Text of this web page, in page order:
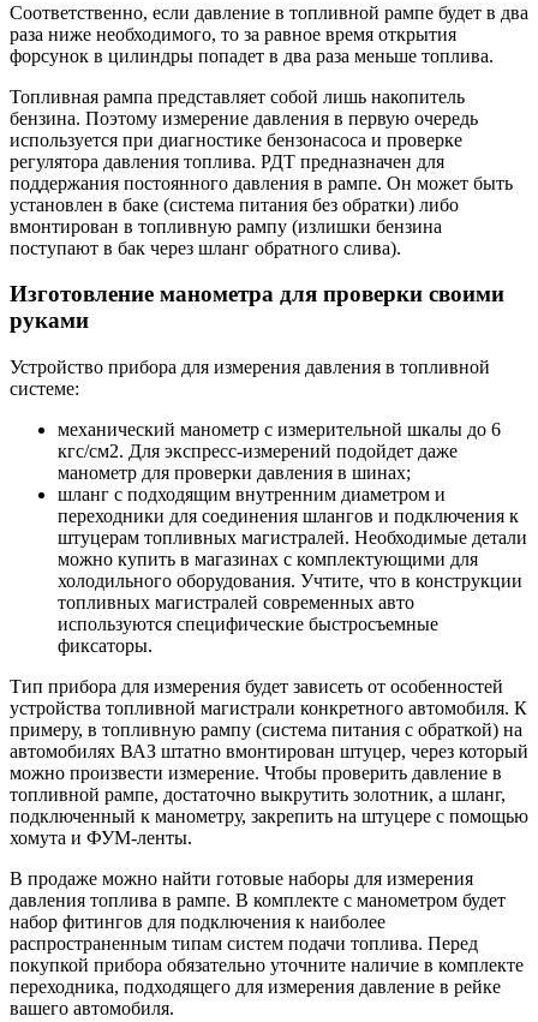
Соответственно, если давление в топливной рампе будет в два
раза ниже необходимого, то за равное время открытия
форсунок в цилиндры попадет в два раза меньше топлива.
Топливная рампа представляет собой лишь накопитель
бензина. Поэтому измерение давления в первую очередь
используется при диагностике бензонасоса и проверке
регулятора давления топлива. РДТ предназначен для
поддержания постоянного давления в рампе. Он может быть
установлен в баке (система питания без обратки) либо
вмонтирован в топливную рампу (излишки бензина
поступают в бак через шланг обратного слива).
Изготовление манометра для проверки своими
руками
Устройство прибора для измерения давления в топливной
системе:
механический манометр с измерительной шкалы до 6
кгс/см2. Для экспресс-измерений подойдет даже
манометр для проверки давления в шинах;
шланг с подходящим внутренним диаметром и
переходники для соединения шлангов и подключения к
штуцерам топливных магистралей. Необходимые детали
можно купить в магазинах с комплектующими для
холодильного оборудования. Учтите, что в конструкции
топливных магистралей современных авто
используются специфические быстросъемные
фиксаторы.
Тип прибора для измерения будет зависеть от особенностей
устройства топливной магистрали конкретного автомобиля. К
примеру, в топливную рампу (система питания с обраткой) на
автомобилях ВАЗ штатно вмонтирован штуцер, через который
можно произвести измерение. Чтобы проверить давление в
топливной рампе, достаточно выкрутить золотник, а шланг,
подключенный к манометру, закрепить на штуцере с помощью
хомута и ФУМ-ленты.
В продаже можно найти готовые наборы для измерения
давления топлива в рампе. В комплекте с манометром будет
набор фитингов для подключения к наиболее
распространенным типам систем подачи топлива. Перед
покупкой прибора обязательно уточните наличие в комплекте
переходника, подходящего для измерения давление в рейке
вашего автомобиля.